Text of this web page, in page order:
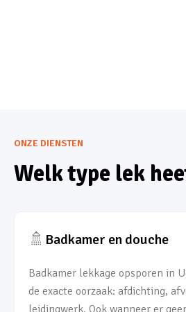
ONZE DIENSTEN
Welk type lek
🚿 Badkamer en douche
Badkamer lekkage opsporen in
de exacte oorzaak: afdichting,
leidingwerk. Ook wanneer er